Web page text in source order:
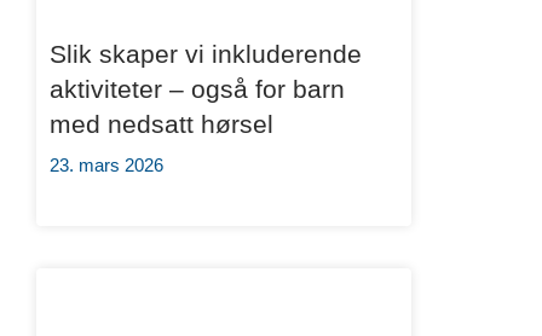
Slik skaper vi inkluderende
aktiviteter – også for barn
med nedsatt hørsel
23. mars 2026